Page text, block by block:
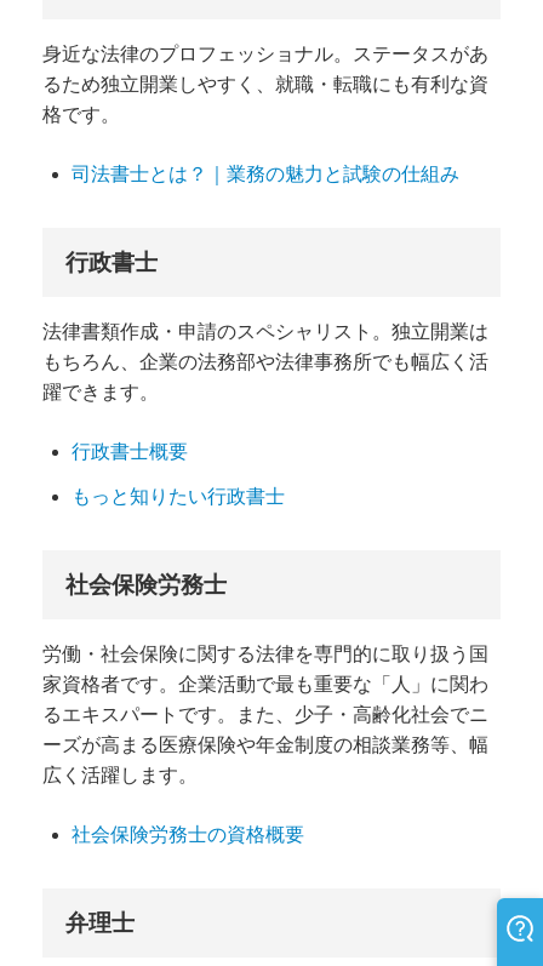
身近な法律のプロフェッショナル。ステータスがあ
るため独立開業しやすく、就職・転職にも有利な資
格です。
司法書士とは？｜業務の魅力と試験の仕組み
行政書士
法律書類作成・申請のスペシャリスト。独立開業は
もちろん、企業の法務部や法律事務所でも幅広く活
躍できます。
行政書士概要
もっと知りたい行政書士
社会保険労務士
労働・社会保険に関する法律を専門的に取り扱う国
家資格者です。企業活動で最も重要な「人」に関わ
るエキスパートです。また、少子・高齢化社会でニ
ーズが高まる医療保険や年金制度の相談業務等、幅
広く活躍します。
社会保険労務士の資格概要
弁理士